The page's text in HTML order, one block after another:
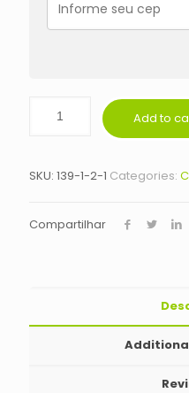
Add to
SKU: 139-1-2-1 Categories:
Compartilhar